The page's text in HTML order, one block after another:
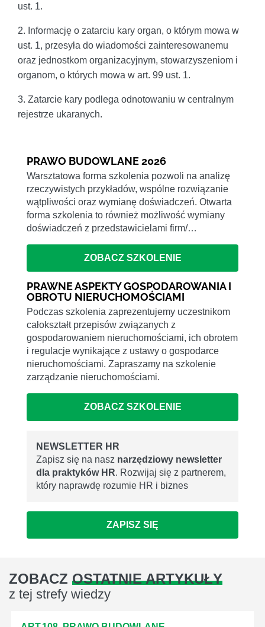
ust. 1.
2. Informację o zatarciu kary organ, o którym mowa w
ust. 1, przesyła do wiadomości zainteresowanemu
oraz jednostkom organizacyjnym, stowarzyszeniom i
organom, o których mowa w art. 99 ust. 1.
3. Zatarcie kary podlega odnotowaniu w centralnym
rejestrze ukaranych.
PRAWO BUDOWLANE 2026
Warsztatowa forma szkolenia pozwoli na analizę
rzeczywistych przykładów, wspólne rozwiązanie
wątpliwości oraz wymianę doświadczeń. Otwarta
forma szkolenia to również możliwość wymiany
doświadczeń z przedstawicielami firm/…
ZOBACZ SZKOLENIE
PRAWNE ASPEKTY GOSPODAROWANIA I
OBROTU NIERUCHOMOŚCIAMI
Podczas szkolenia zaprezentujemy uczestnikom
całokształt przepisów związanych z
gospodarowaniem nieruchomościami, ich obrotem
i regulacje wynikające z ustawy o gospodarce
nieruchomościami. Zapraszamy na szkolenie
zarządzanie nieruchomościami.
ZOBACZ SZKOLENIE
NEWSLETTER HR
Zapisz się na nasz narzędziowy newsletter
dla praktyków HR. Rozwijaj się z partnerem,
który naprawdę rozumie HR i biznes
ZAPISZ SIĘ
ZOBACZ OSTATNIE ARTYKUŁY
z tej strefy wiedzy